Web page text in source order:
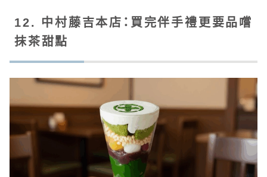
12. 中村藤吉本店：買完伴手禮更要品嚐
抹茶甜點